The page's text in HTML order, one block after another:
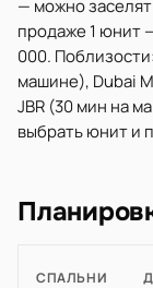
— можно
продаже 1 юнит
000.
машине), Dubai
JBR (30 мин на
выбрать юнит и
СПАЛЬНИ